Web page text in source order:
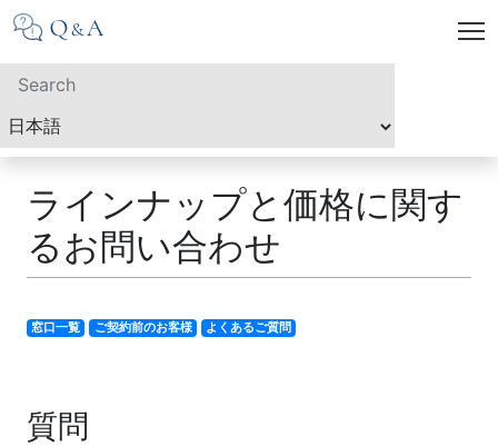
ラインナップと価格に関す
るお問い合わせ
窓口一覧 ご契約前のお客様 よくあるご質問
質問